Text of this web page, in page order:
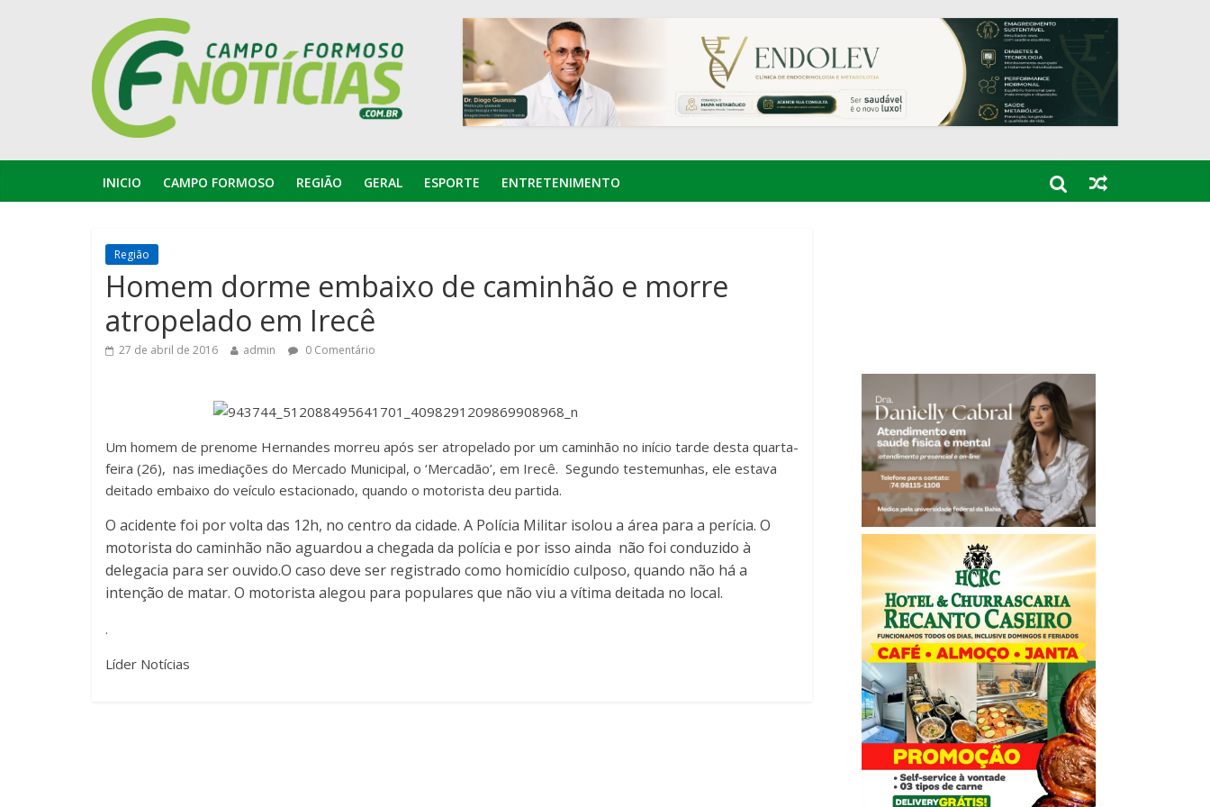
INICIO CAMPO FORMOSO REGIÃO GERAL ESPORTE ENTRETENIMENTO
Região
Homem dorme embaixo de caminhão e morre
atropelado em Irecê
27 de abril de 2016 admin 0 Comentário
Um homem de prenome Hernandes morreu após ser atropelado por um caminhão no início tarde desta quarta-
feira (26), nas imediações do Mercado Municipal, o ‘Mercadão’, em Irecê. Segundo testemunhas, ele estava
deitado embaixo do veículo estacionado, quando o motorista deu partida.
O acidente foi por volta das 12h, no centro da cidade. A Polícia Militar isolou a área para a perícia. O
motorista do caminhão não aguardou a chegada da polícia e por isso ainda não foi conduzido à
delegacia para ser ouvido.O caso deve ser registrado como homicídio culposo, quando não há a
intenção de matar. O motorista alegou para populares que não viu a vítima deitada no local.
.
Líder Notícias